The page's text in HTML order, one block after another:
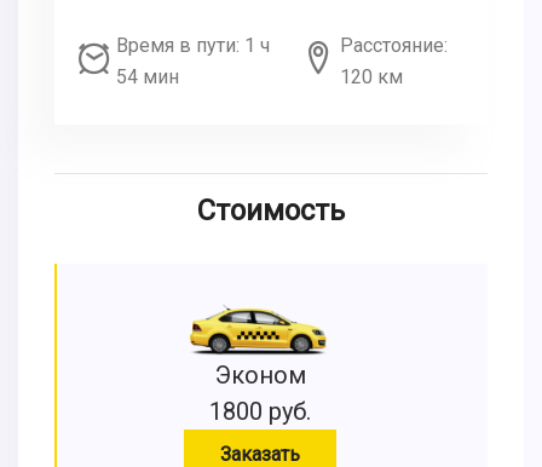
Время в пути: 1 ч
54 мин
Расстояние:
120 км
Стоимость
Эконом
1800 руб.
Заказать